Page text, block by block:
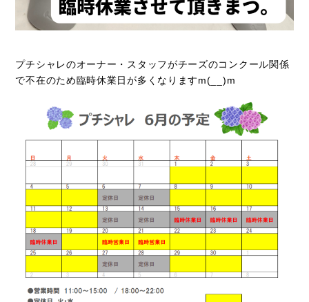
プチシャレのオーナー・スタッフがチーズのコンクール関係
で不在のため臨時休業日が多くなりますm(__)m